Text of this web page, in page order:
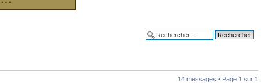
14 messages • Page 1 sur 1